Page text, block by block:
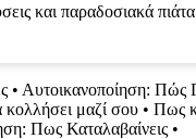
και παραδοσιακά
• Αυτοικανοποίηση: Πώς
κολλήσει μαζί σου • Πως
Πως Καταλαβαίνεις •